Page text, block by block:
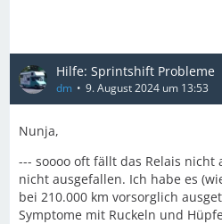
Hilfe: Sprintshift Probleme
dm 9. August 2024 um 13:53
Nunja,
--- soooo oft fällt das Relais nicht
nicht ausgefallen. Ich habe es
bei 210.000 km vorsorglich
Symptome mit Ruckeln und